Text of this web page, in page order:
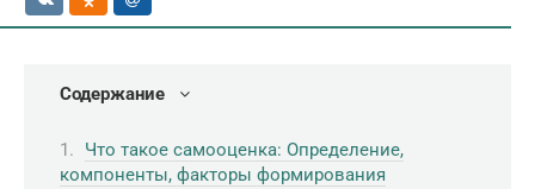
Содержание
Что такое самооценка: Определение,
компоненты, факторы формирования